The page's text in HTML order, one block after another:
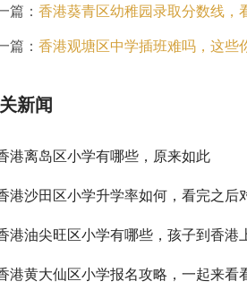
篇： 香港葵青区幼稚园录取分数线，
篇： 香港观塘区中学插班难吗，这些
新闻
港离岛区小学有哪些，原来如此
港沙田区小学升学率如何，看完之后对香港择校会
港油尖旺区小学有哪些，孩子到香港上学
港黄大仙区小学报名攻略，一起来看